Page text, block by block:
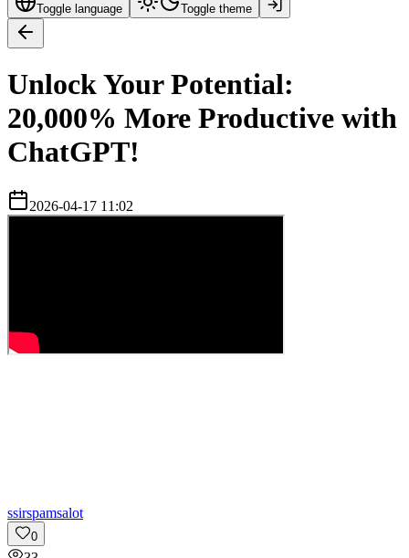
Toggle language Toggle theme
Unlock Your Potential:
20,000% More Productive with
ChatGPT!
2026-04-17 11:02
ssirspamsalot
0